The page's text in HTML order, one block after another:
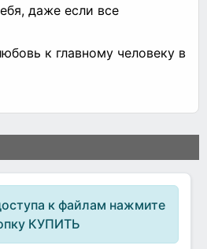
даже если все
к главному человеку в
к файлам нажмите
КУПИТЬ